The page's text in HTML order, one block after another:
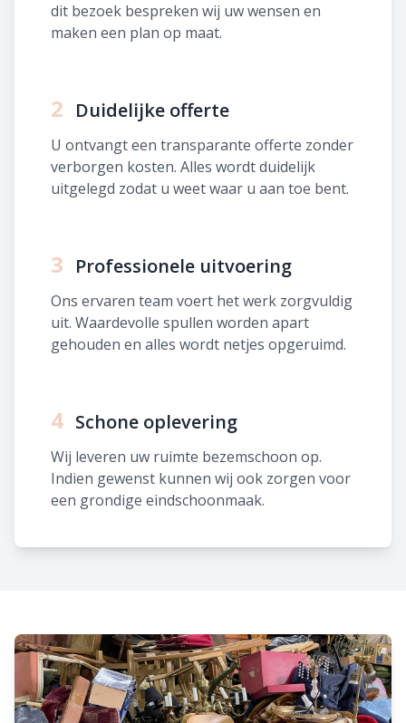
dit bezoek bespreken wij uw wensen en
maken een plan op maat.
2 Duidelijke offerte
U ontvangt een transparante offerte zonder
verborgen kosten. Alles wordt duidelijk
uitgelegd zodat u weet waar u aan toe bent.
3 Professionele uitvoering
Ons ervaren team voert het werk zorgvuldig
uit. Waardevolle spullen worden apart
gehouden en alles wordt netjes opgeruimd.
4 Schone oplevering
Wij leveren uw ruimte bezemschoon op.
Indien gewenst kunnen wij ook zorgen voor
een grondige eindschoonmaak.